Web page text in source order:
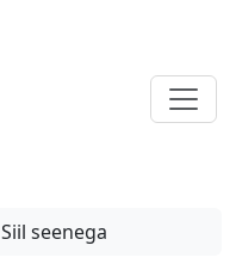
Siil seenega